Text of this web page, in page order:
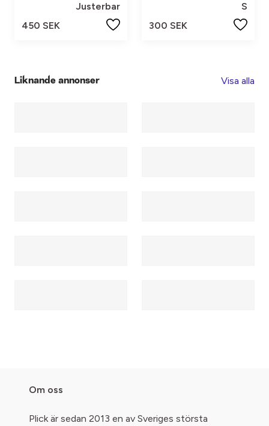
Justerbar
450 SEK
S
300 SEK
Liknande annonser Visa alla
Om oss
Plick är sedan 2013 en av Sveriges största